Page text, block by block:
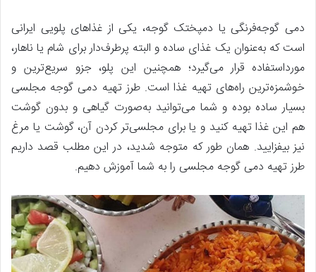
دمی گوجه‌فرنگی یا دمپختک گوجه، یکی از غذاهای پلویی ایرانی
است که به‌عنوان یک غذای ساده و البته پرطرف‌دار برای شام یا ناهار،
مورداستفاده قرار می‌گیرد؛ همچنین این پلو، جزو سریع‌ترین و
خوشمزه‌ترین راه‌های تهیه غذا است. طرز تهیه دمی گوجه مجلسی
بسیار ساده بوده و شما می‌توانید به‌صورت گیاهی و بدون گوشت
هم این غذا تهیه کنید و یا برای مجلسی‌تر کردن آن، گوشت یا مرغ
نیز بیفزایید. همان طور که متوجه شدید، در این مطلب قصد داریم
طرز تهیه دمی گوجه مجلسی را به شما آموزش دهیم.